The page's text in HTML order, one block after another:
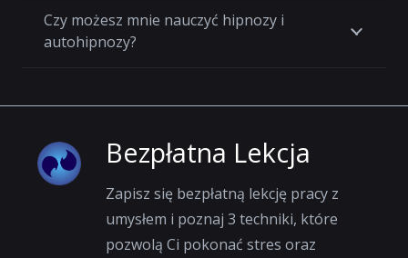
Czy możesz mnie nauczyć hipnozy i
autohipnozy?
Bezpłatna Lekcja
Zapisz się bezpłatną lekcję pracy z
umysłem i poznaj 3 techniki, które
pozwolą Ci pokonać stres oraz